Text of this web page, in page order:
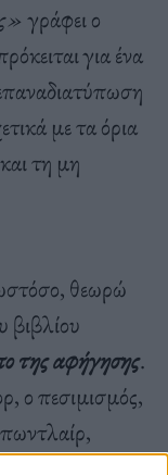
γράφει ο
για ένα
με τα όρια
τη μη
θεωρώ
βιβλίου
της αφήγησης.
ο πεσιμισμός,